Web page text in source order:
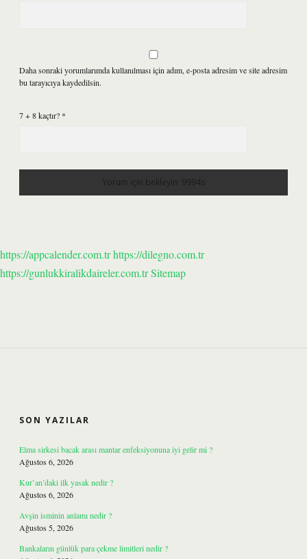
Daha sonraki yorumlarımda kullanılması için adım, e-posta adresim ve site adresim
bu tarayıcıya kaydedilsin.
7 + 8 kaçtır? *
https://appcalender.com.trhttps://dilegno.com.tr
https://gunlukkiralikdaireler.com.trSitemap
SON YAZILAR
Elma sirkesi bacak arası mantar enfeksiyonuna iyi gelir mi ?
Ağustos 6, 2026
Kur’an’daki ilk yasak nedir ?
Ağustos 6, 2026
Avşin isminin anlamı nedir ?
Ağustos 5, 2026
Bankaların günlük para çekme limitleri nedir ?